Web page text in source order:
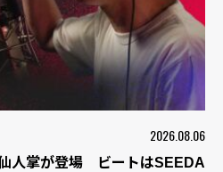
2026.08.06
人掌が登場 ビートはSEEDA